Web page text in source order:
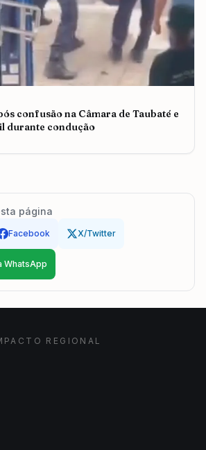
confusão na Câmara de Taubaté e
durante condução
página
Facebook X/Twitter
WhatsApp
REGIONAL